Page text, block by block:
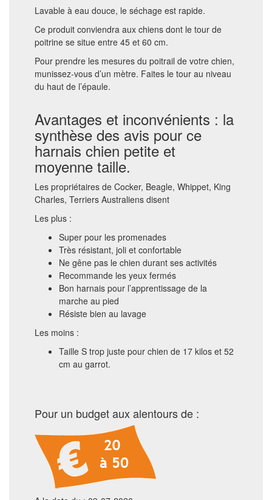
Lavable à eau douce, le séchage est rapide.
Ce produit conviendra aux chiens dont le tour de
poitrine se situe entre 45 et 60 cm.
Pour prendre les mesures du poitrail de votre chien,
munissez-vous d’un mètre. Faites le tour au niveau
du haut de l’épaule.
Avantages et inconvénients : la
synthèse des avis pour ce
harnais chien petite et
moyenne taille.
Les propriétaires de Cocker, Beagle, Whippet, King
Charles, Terriers Australiens disent
Les plus :
Super pour les promenades
Très résistant, joli et confortable
Ne gêne pas le chien durant ses activités
Recommande les yeux fermés
Bon harnais pour l’apprentissage de la
marche au pied
Résiste bien au lavage
Les moins :
Taille S trop juste pour chien de 17 kilos et 52
cm au garrot.
Pour un budget aux alentours de :